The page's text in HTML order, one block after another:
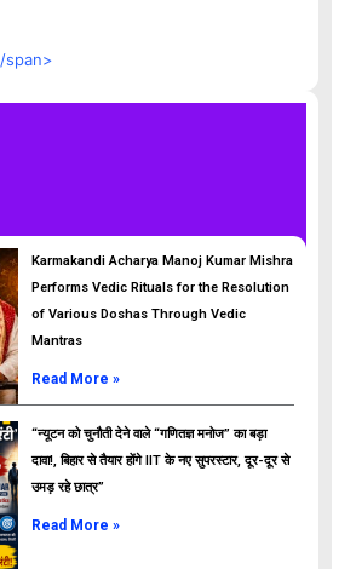
/span>
ads
Karmakandi Acharya Manoj Kumar Mishra
Performs Vedic Rituals for the Resolution
of Various Doshas Through Vedic
Mantras
Read More »
“न्यूटन को चुनौती देने वाले “गणितज्ञ मनोज” का बड़ा
दावा!, बिहार से तैयार होंगे IIT के नए सुपरस्टार, दूर-दूर से
उमड़ रहे छात्र”
Read More »